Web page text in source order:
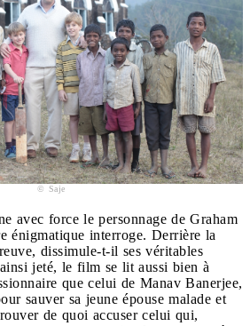
© Saje
avec force le personnage de Graham
énigmatique interroge. Derrière la
dissimule-t-il ses véritables
jeté, le film se lit aussi bien à
que celui de Manav Banerjee,
sauver sa jeune épouse malade et
de quoi accuser celui qui,